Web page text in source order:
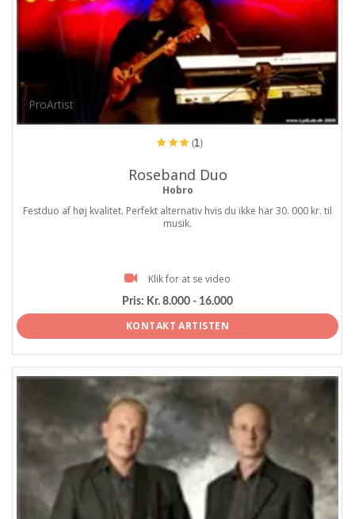
ProArtist
(1)
Roseband Duo
Hobro
Festduo af høj kvalitet. Perfekt alternativ hvis du ikke har 30. 000 kr. til
musik.
Klik for at se video
Pris: Kr. 8.000 - 16.000
KONTAKT ARTISTEN